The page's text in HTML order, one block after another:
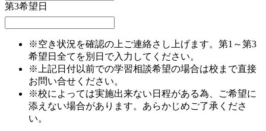
第3希望日
※空き状況を確認の上ご連絡さし上げます。第1～第3
希望日全てを別日で入力してください。
※上記日付以前での学習相談希望の場合は校まで直接
お問い合せください。
※校によっては実施出来ない日程がある為、ご希望に
添えない場合があります。あらかじめご了承くださ
い。